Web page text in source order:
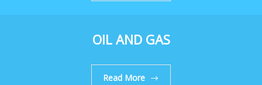
OIL AND GAS
Read More